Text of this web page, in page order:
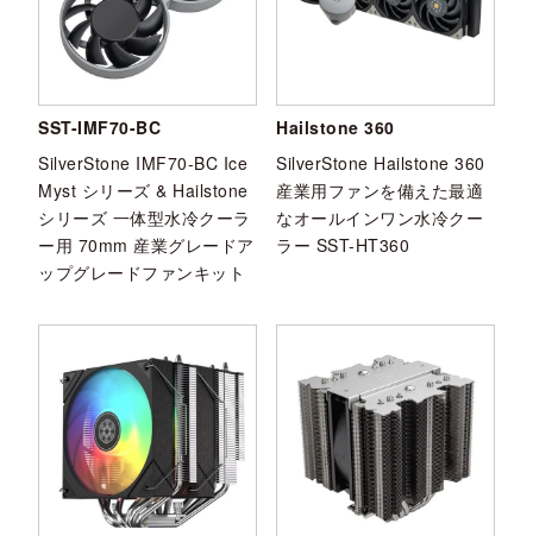
SST-IMF70-BC
SilverStone IMF70-BC Ice
Myst シリーズ & Hailstone
シリーズ 一体型水冷クーラ
ー用 70mm 産業グレードア
ップグレードファンキット
Hailstone 360
SilverStone Hailstone 360
産業用ファンを備えた最適
なオールインワン水冷クー
ラー SST-HT360